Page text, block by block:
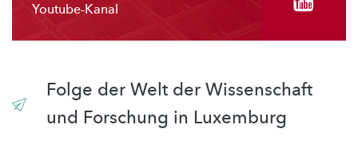
Youtube-Kanal
Folge der Welt der Wissenschaft
und Forschung in Luxemburg